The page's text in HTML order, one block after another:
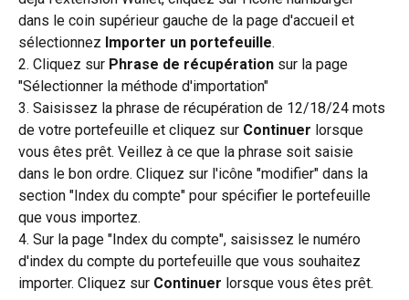
dans le coin supérieur gauche de la page d'accueil et
sélectionnez Importer un portefeuille.
2. Cliquez sur Phrase de récupération sur la page
"Sélectionner la méthode d'importation"
3. Saisissez la phrase de récupération de 12/18/24 mots
de votre portefeuille et cliquez sur Continuer lorsque
vous êtes prêt. Veillez à ce que la phrase soit saisie
dans le bon ordre. Cliquez sur l'icône "modifier" dans la
section "Index du compte" pour spécifier le portefeuille
que vous importez.
4. Sur la page "Index du compte", saisissez le numéro
d'index du compte du portefeuille que vous souhaitez
importer. Cliquez sur Continuer lorsque vous êtes prêt.